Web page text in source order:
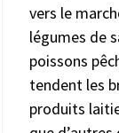
vers le
légumes de
poissons
tendent les
produits